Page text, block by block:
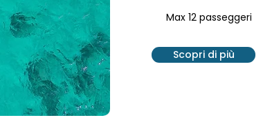
Max 12 passeggeri
Scopri di più